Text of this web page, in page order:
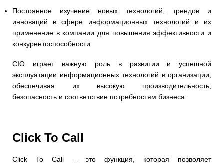
Постоянное изучение новых технологий, трендов и
инноваций в сфере информационных технологий и их
применение в компании для повышения эффективности и
конкурентоспособности
CIO играет важную роль в развитии и успешной
эксплуатации информационных технологий в организации,
обеспечивая их высокую производительность,
безопасность и соответствие потребностям бизнеса.
Click To Call
Click To Call – это функция, которая позволяет